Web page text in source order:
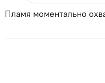
Пламя моментально